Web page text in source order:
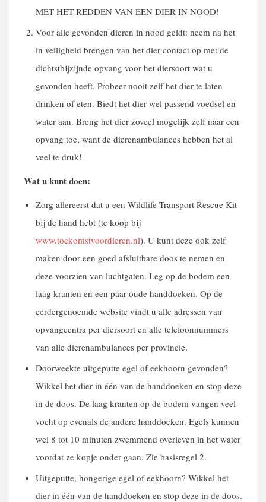
MET HET REDDEN VAN EEN DIER IN NOOD!
Voor alle gevonden dieren in nood geldt: neem na het
in veiligheid brengen van het dier contact op met de
dichtstbijzijnde opvang voor het diersoort wat u
gevonden heeft. Probeer nooit zelf het dier te laten
drinken of eten. Biedt het dier wel passend voedsel en
water aan. Breng het dier zoveel mogelijk zelf naar een
opvang toe, want de dierenambulances hebben het al
veel te druk!
Wat u kunt doen:
Zorg allereerst dat u een Wildlife Transport Rescue Kit
bij de hand hebt (te koop bij
www.toekomstvoordieren.nl). U kunt deze ook zelf
maken door een goed afsluitbare doos te nemen en
deze voorzien van luchtgaten. Leg op de bodem een
laag kranten en een paar oude handdoeken. Op de
eerdergenoemde website vindt u alle adressen van
opvangcentra per diersoort en alle telefoonnummers
van alle dierenambulances per provincie.
Doorweekte uitgeputte egel of eekhoorn gevonden?
Wikkel het dier in één van de handdoeken en stop deze
in de doos. De laag kranten op de bodem vangen veel
vocht op evenals de andere handdoeken. Egels kunnen
wel 8 tot 10 minuten zwemmend overleven in het water
voordat ze kopje onder gaan. Zie basisregel 2.
Uitgeputte, hongerige egel of eekhoorn? Wikkel het
dier in één van de handdoeken en stop deze in de doos.